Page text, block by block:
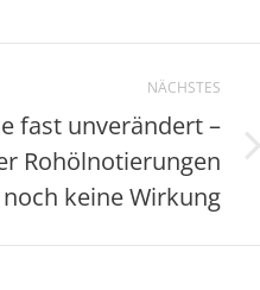
NÄCHSTES
fast unverändert –
Rohölnotierungen
keine Wirkung